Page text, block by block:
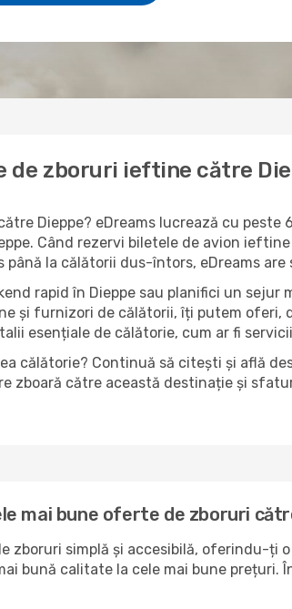
de zboruri ieftine către
Dieppe? eDreams lucrează cu
Când rezervi biletele de avion
până la călătorii dus-întors, eDreams
rapid în Dieppe sau planifici un
și furnizori de călătorii, îți putem
esențiale de călătorie, cum ar fi
călătorie? Continuă să citești și află
zboară către această destinație și
mai bune oferte de zboruri
zboruri simplă și accesibilă, oferindu-ți
bună calitate la cele mai bune prețuri.